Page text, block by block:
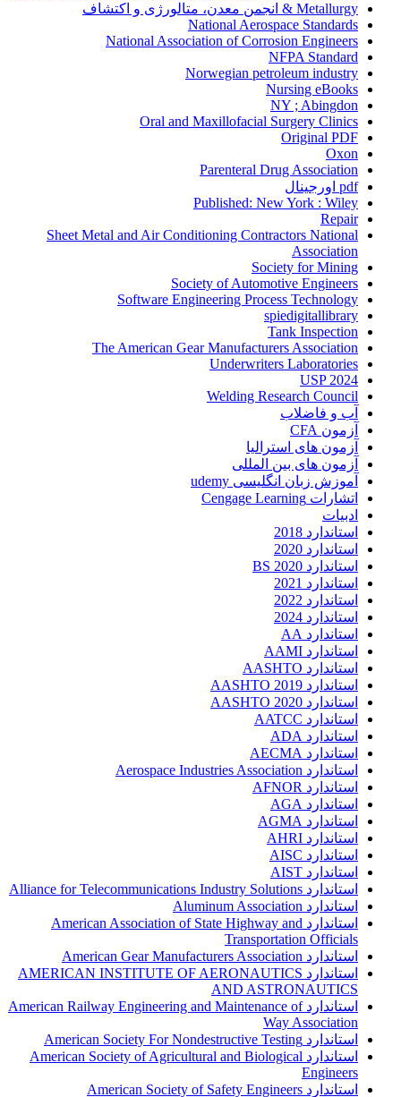
Metallurgy & انجمن معدن، متالورژی و اکتشاف
National Aerospace Standards
National Association of Corrosion Engineers
NFPA Standard
Norwegian petroleum industry
Nursing eBooks
NY ; Abingdon
Oral and Maxillofacial Surgery Clinics
Original PDF
Oxon
Parenteral Drug Association
pdf اورجینال
Published: New York : Wiley
Repair
Sheet Metal and Air Conditioning Contractors National
Association
Society for Mining
Society of Automotive Engineers
Software Engineering Process Technology
spiedigitallibrary
Tank Inspection
The American Gear Manufacturers Association
Underwriters Laboratories
USP 2024
Welding Research Council
آب و فاضلاب
آزمون CFA
آزمون های استرالیا
آزمون های بین المللی
آموزش زبان انگلیسی udemy
اتشارات Cengage Learning
ادبیات
استاندارد 2018
استاندارد 2020
استاندارد 2020 BS
استاندارد 2021
استاندارد 2022
استاندارد 2024
استاندارد AA
استاندارد AAMI
استاندارد AASHTO
استاندارد AASHTO 2019
استاندارد AASHTO 2020
استاندارد AATCC
استاندارد ADA
استاندارد AECMA
استاندارد Aerospace Industries Association
استاندارد AFNOR
استاندارد AGA
استاندارد AGMA
استاندارد AHRI
استاندارد AISC
استاندارد AIST
استاندارد Alliance for Telecommunications Industry Solutions
استاندارد Aluminum Association
استاندارد American Association of State Highway and
Transportation Officials
استاندارد American Gear Manufacturers Association
استاندارد AMERICAN INSTITUTE OF AERONAUTICS
AND ASTRONAUTICS
استاندارد American Railway Engineering and Maintenance of
Way Association
استاندارد American Society For Nondestructive Testing
استاندارد American Society of Agricultural and Biological
Engineers
استاندارد American Society of Safety Engineers